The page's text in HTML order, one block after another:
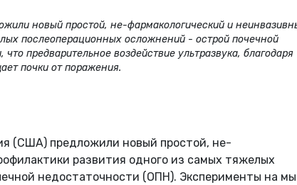
новый простой, не-фармакологический и
послеоперационных осложнений - острой почечной
предварительное воздействие ультразвука, благодаря
почки от поражения.
(США) предложили новый простой, не-
развития одного из самых тяжелых
недостаточности (ОПН). Эксперименты на